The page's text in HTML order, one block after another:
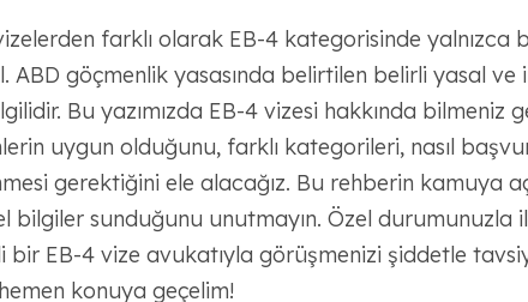
farklı olarak EB-4 kategorisinde yalnızca
ABD göçmenlik yasasında belirtilen belirli yasal ve
Bu yazımızda EB-4 vizesi hakkında bilmeniz
uygun olduğunu, farklı kategorileri, nasıl
gerektiğini ele alacağız. Bu rehberin kamuya
bilgiler sunduğunu unutmayın. Özel durumunuzla
bir EB-4 vize avukatıyla görüşmenizi şiddetle
konuya geçelim!